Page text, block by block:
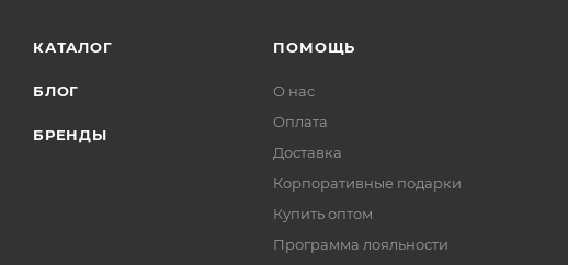
КАТАЛОГ
БЛОГ
БРЕНДЫ
ПОМОЩЬ
О нас
Оплата
Доставка
Корпоративные подарки
Купить оптом
Программа лояльности